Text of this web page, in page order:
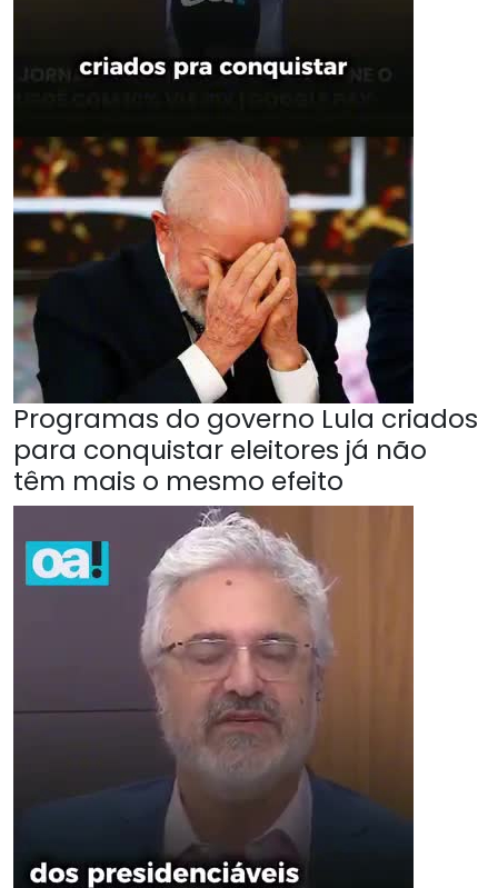
Programas do governo Lula criados
para conquistar eleitores já não
têm mais o mesmo efeito